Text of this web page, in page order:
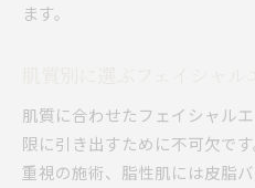
ます。
肌質に合わせたフェイシャル
限に引き出すために不可欠で
重視の施術、脂性肌には皮脂